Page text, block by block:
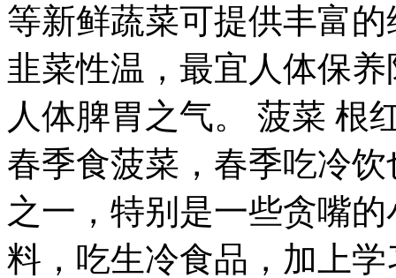
等新鲜蔬菜可提供丰富
韭菜性温，最宜人体保
人体脾胃之气。 菠菜 根
春季食菠菜，春季吃冷
之一，特别是一些贪嘴
料，吃生冷食品，加上